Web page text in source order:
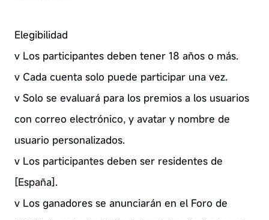
Elegibilidad
v Los participantes deben tener 18 años o más.
v Cada cuenta solo puede participar una vez.
v Solo se evaluará para los premios a los usuarios
con correo electrónico, y avatar y nombre de
usuario personalizados.
v Los participantes deben ser residentes de
[España].
v Los ganadores se anunciarán en el Foro de